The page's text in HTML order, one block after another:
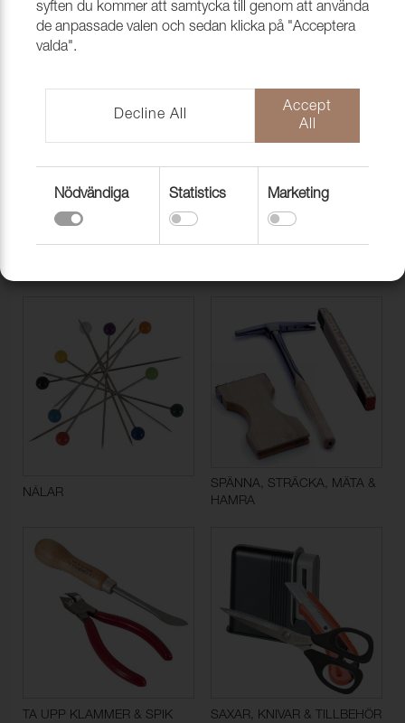
SKÄRA & KAPA MED MASKIN
NÅLAR
SPÄNNA, STRÄCKA, MÄTA &
HAMRA
TA UPP KLAMMER & SPIK SAXAR, KNIVAR & TILLBEHÖR
syften du kommer att samtycka till genom att använda
de anpassade valen och sedan klicka på "Acceptera
valda".
Decline All
Accept
All
Nödvändiga Statistics Marketing